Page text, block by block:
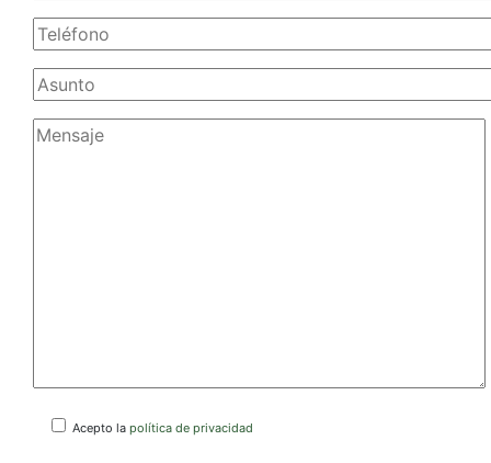
Acepto la política de privacidad